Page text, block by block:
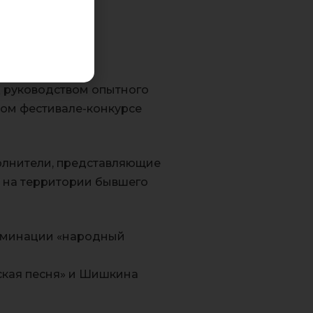
руководством опытного
фестивале-конкурсе
представляющие
территории бывшего
«народный
песня» и Шишкина